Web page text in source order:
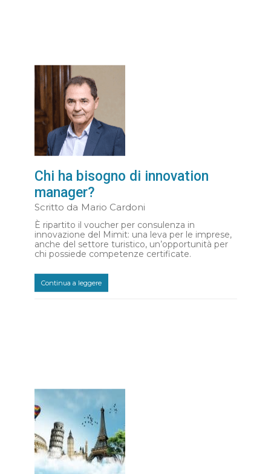
Chi ha bisogno di innovation
manager?
Scritto da Mario Cardoni
È ripartito il voucher per consulenza in
innovazione del Mimit: una leva per le imprese,
anche del settore turistico, un’opportunità per
chi possiede competenze certificate.
Continua a leggere